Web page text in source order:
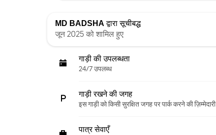
MD BADSHA द्वारा सूचीबद्ध
जून 2025 को शामिल हुए
गाड़ी की उपलब्धता
24/7 उपलब्ध
गाड़ी रखने की जगह
इस गाड़ी को किसी सुरक्षित जगह पर पार्क करने की
पात्र सेवाएँ